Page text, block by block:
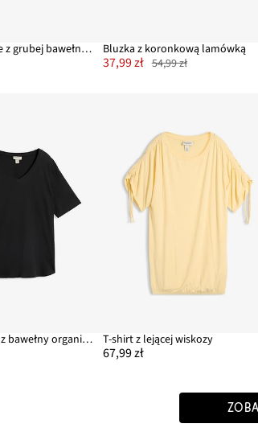
T-shirt oversize z grubej bawełny organicznej Bluzka z koronkową lamówką
37,99 zł 54,99 zł
Szeroki T-shirt z bawełny organicznej T-shirt z lejącej wiskozy
67,99 zł